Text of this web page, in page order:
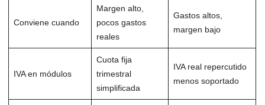
Conviene cuando
Margen alto,
pocos gastos
reales
Gastos altos,
margen bajo
IVA en módulos
Cuota fija
trimestral
simplificada
IVA real repercutido
menos soportado